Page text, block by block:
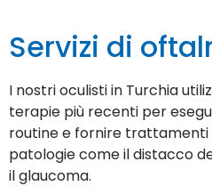
Servizi di
I nostri oculisti in Turchia
terapie più recenti per
routine e fornire trattamenti
patologie come il distacco
il glaucoma.